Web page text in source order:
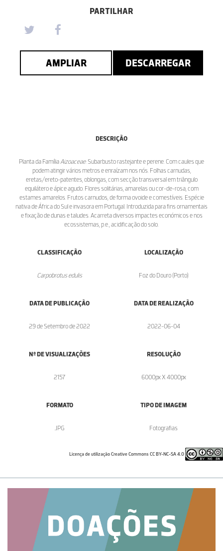
PARTILHAR
AMPLIAR DESCARREGAR
DESCRIÇÃO
Planta da Família Aizoaceae. Subarbusto rastejante e perene. Com caules que
podem atingir vários metros e enraízam nos nós. Folhas carnudas,
eretas/ereto-patentes, oblongas, com secção transversal em triângulo
equilátero e ápice agudo. Flores solitárias, amarelas ou cor-de-rosa, com
estames amarelos. Frutos carnudos, de forma ovoide e comestíveis. Espécie
nativa de África do Sul e invasora em Portugal. Introduzida para fins ornamentais
e fixação de dunas e taludes. Acarreta diversos impactes económicos e nos
ecossistemas, p.e., acidificação do solo.
CLASSIFICAÇÃO
Carpobrotus edulis
LOCALIZAÇÃO
Foz do Douro (Porto)
DATA DE PUBLICAÇÃO
29 de Setembro de 2022
DATA DE REALIZAÇÃO
2022-06-04
Nº DE VISUALIZAÇÕES
2157
RESOLUÇÃO
6000px X 4000px
FORMATO
.JPG
TIPO DE IMAGEM
Fotografias
Licença de utilização Creative Commons CC BY-NC-SA 4.0